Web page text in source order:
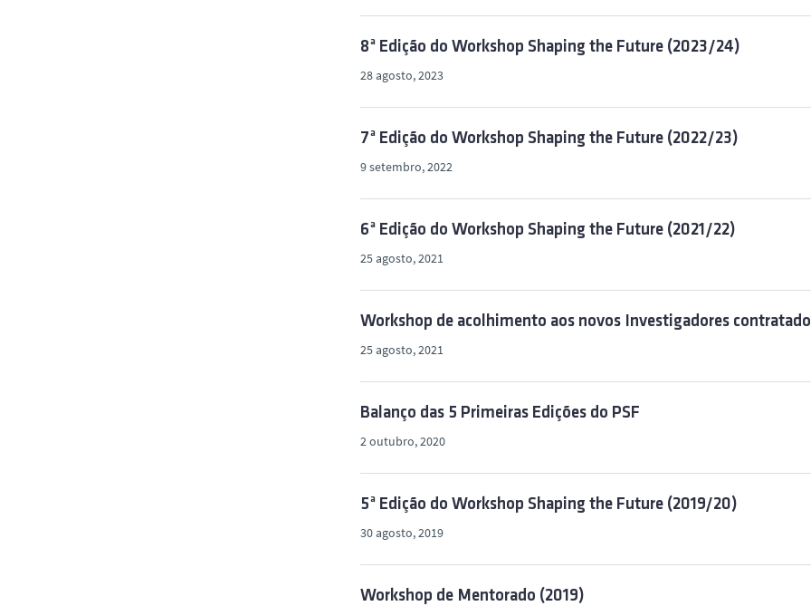
8ª Edição do Workshop Shaping the Future (2023/24)
28 agosto, 2023
7ª Edição do Workshop Shaping the Future (2022/23)
9 setembro, 2022
6ª Edição do Workshop Shaping the Future (2021/22)
25 agosto, 2021
Workshop de acolhimento aos novos Investigadores
25 agosto, 2021
Balanço das 5 Primeiras Edições do PSF
2 outubro, 2020
5ª Edição do Workshop Shaping the Future (2019/20)
30 agosto, 2019
Workshop de Mentorado (2019)